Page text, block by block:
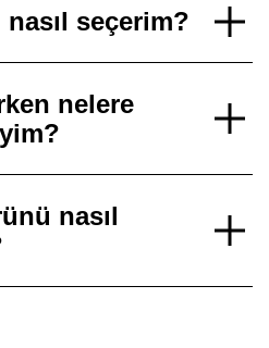
seçerim?
nelere
nasıl